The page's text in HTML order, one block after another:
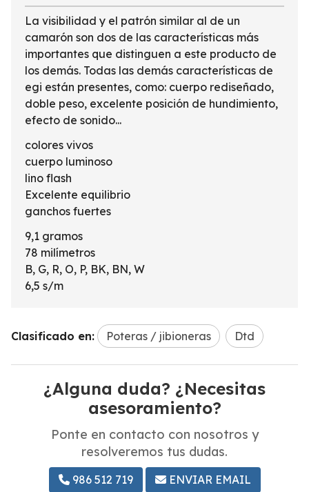
La visibilidad y el patrón similar al de un
camarón son dos de las características más
importantes que distinguen a este producto de
los demás. Todas las demás características de
egi están presentes, como: cuerpo rediseñado,
doble peso, excelente posición de hundimiento,
efecto de sonido...
colores vivos
cuerpo luminoso
lino flash
Excelente equilibrio
ganchos fuertes
9,1 gramos
78 milímetros
B, G, R, O, P, BK, BN, W
6,5 s/m
Clasificado en: Poteras / jibioneras Dtd
¿Alguna duda? ¿Necesitas
asesoramiento?
Ponte en contacto con nosotros y
resolveremos tus dudas.
986 512 719 ENVIAR EMAIL